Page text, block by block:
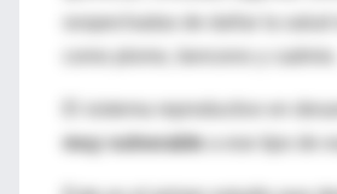
muy vulnerable